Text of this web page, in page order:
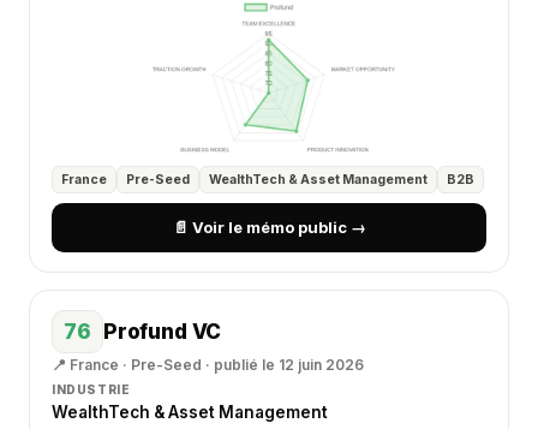
France Pre-Seed WealthTech & Asset Management B2B
📄 Voir le mémo public →
76 Profund VC
📍 France · Pre-Seed · publié le 12 juin 2026
INDUSTRIE
WealthTech & Asset Management